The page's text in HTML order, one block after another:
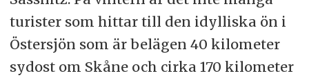
turister som hittar till den idylliska ön i
Östersjön som är belägen 40 kilometer
sydost om Skåne och cirka 170 kilometer